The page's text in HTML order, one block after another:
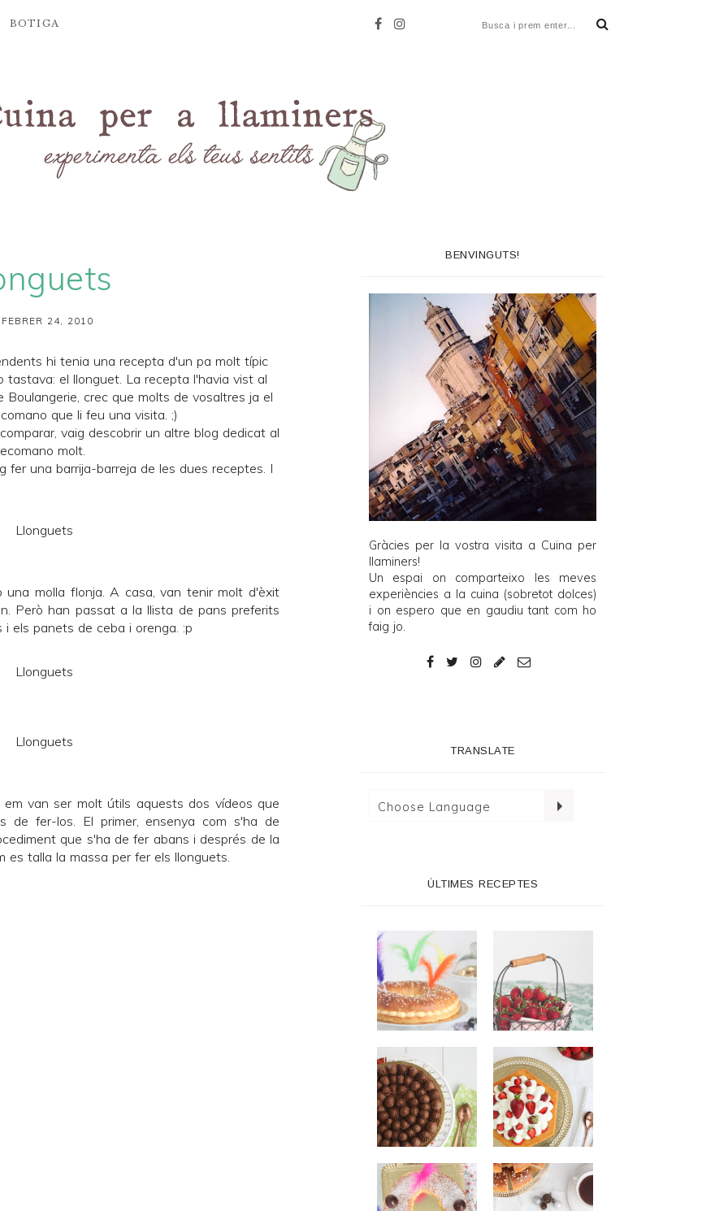
BOTIGA
FEBRER 24, 2010
hi tenia una recepta d'un pa molt típic
tastava: el llonguet. La recepta l'havia vist al
Boulangerie, crec que molts de vosaltres ja el
que li feu una visita. ;)
vaig descobrir un altre blog dedicat al
molt.
fer una barrija-barreja de les dues receptes. I
molla flonja. A casa, van tenir molt d'èxit
Però han passat a la llista de pans preferits
i els panets de ceba i orenga. :p
van ser molt útils aquests dos vídeos que
de fer-los. El primer, ensenya com s'ha de
que s'ha de fer abans i després de la
es talla la massa per fer els llonguets.
BENVINGUTS!
Gràcies per la vostra visita a Cuina per
llaminers!
Un espai on comparteixo les meves
experiències a la cuina (sobretot dolces)
i on espero que en gaudiu tant com ho
faig jo.
TRANSLATE
ÚLTIMES RECEPTES